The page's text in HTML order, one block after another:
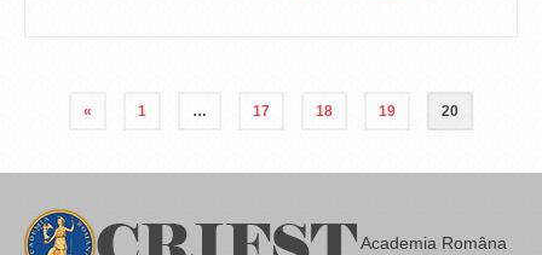
« 1 … 17 18 19 20
Academia Româna